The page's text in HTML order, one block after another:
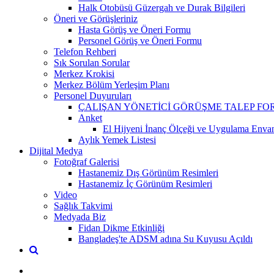
Halk Otobüsü Güzergah ve Durak Bilgileri
Öneri ve Görüşleriniz
Hasta Görüş ve Öneri Formu
Personel Görüş ve Öneri Formu
Telefon Rehberi
Sık Sorulan Sorular
Merkez Krokisi
Merkez Bölüm Yerleşim Planı
Personel Duyuruları
ÇALIŞAN YÖNETİCİ GÖRÜŞME TALEP
Anket
El Hijyeni İnanç Ölçeği ve Uygulama
Aylık Yemek Listesi
Dijital Medya
Fotoğraf Galerisi
Hastanemiz Dış Görünüm Resimleri
Hastanemiz İç Görünüm Resimleri
Video
Sağlık Takvimi
Medyada Biz
Fidan Dikme Etkinliği
Bangladeş'te ADSM adına Su Kuyusu Açıldı